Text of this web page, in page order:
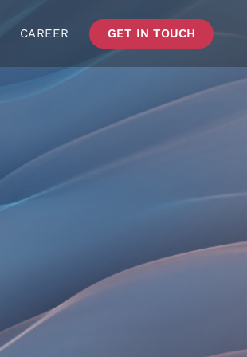
CAREER GET IN TOUCH